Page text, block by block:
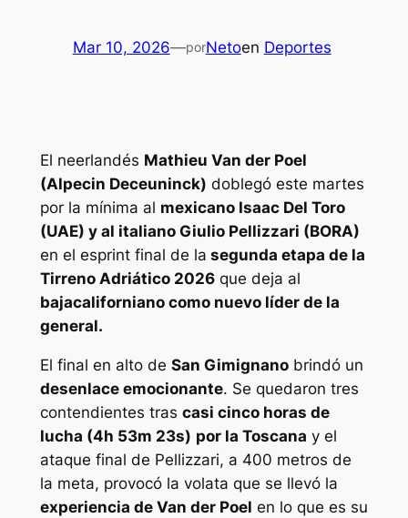
Mar 10, 2026—porNetoen Deportes
El neerlandés Mathieu Van der Poel
(Alpecin Deceuninck) doblegó este martes
por la mínima al mexicano Isaac Del Toro
(UAE) y al italiano Giulio Pellizzari (BORA)
en el esprint final de la segunda etapa de la
Tirreno Adriático 2026que deja al
bajacaliforniano como nuevo líder de la
general.
El final en alto de San Gimignanobrindó un
desenlace emocionante. Se quedaron tres
contendientes tras casi cinco horas de
lucha (4h 53m 23s) por la Toscana y el
ataque final de Pellizzari, a 400 metros de
la meta, provocó la volata que se llevó la
experiencia de Van der Poel en lo que es su